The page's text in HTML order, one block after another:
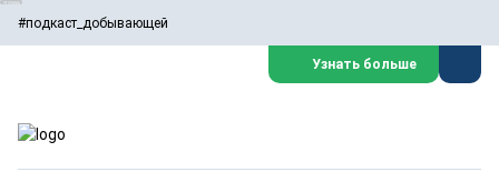
#подкаст_добывающей
Узнать больше